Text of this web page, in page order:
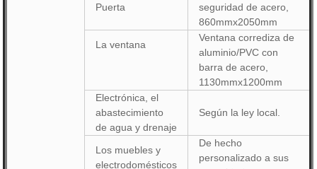
Puerta
seguridad de acero,
860mmx2050mm
La ventana
Ventana corrediza de
aluminio/PVC con
barra de acero,
1130mmx1200mm
Electrónica, el
abastecimiento
de agua y drenaje
Según la ley local.
Los muebles y
electrodomésticos
De hecho
personalizado a sus